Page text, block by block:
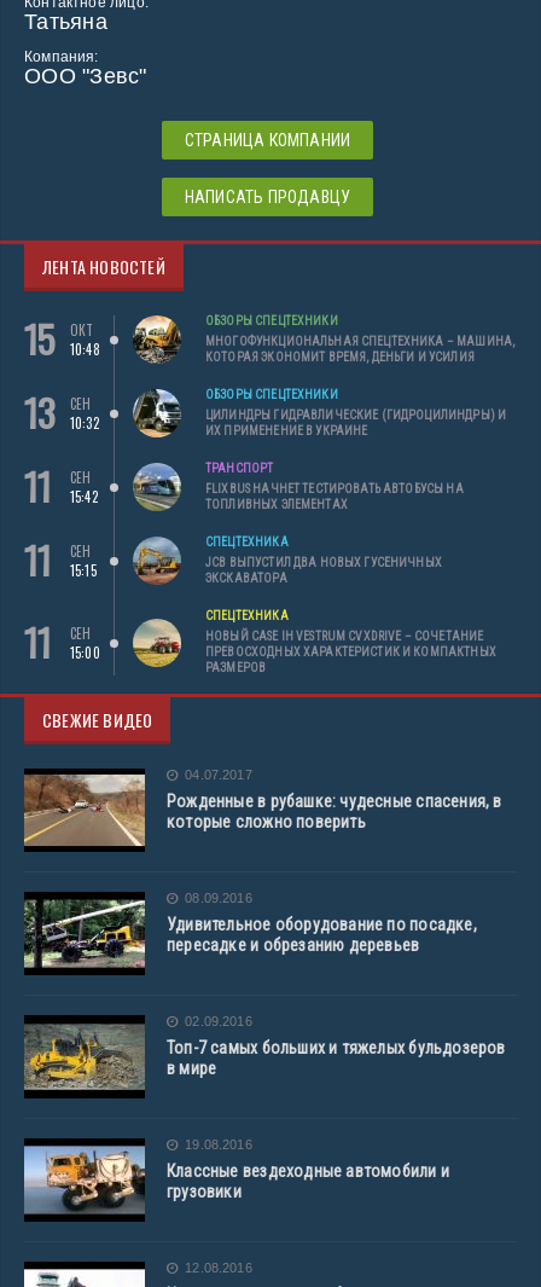
Татьяна
Компания:
ООО "Зевс"
СТРАНИЦА КОМПАНИИ
НАПИСАТЬ ПРОДАВЦУ
ЛЕНТА НОВОСТЕЙ
15
ОКТ
10:48
ОБЗОРЫ СПЕЦТЕХНИКИ
МНОГОФУНКЦИОНАЛЬНАЯ СПЕЦТЕХНИКА – МАШИНА,
КОТОРАЯ ЭКОНОМИТ ВРЕМЯ, ДЕНЬГИ И УСИЛИЯ
13
СЕН
10:32
ОБЗОРЫ СПЕЦТЕХНИКИ
ЦИЛИНДРЫ ГИДРАВЛИЧЕСКИЕ (ГИДРОЦИЛИНДРЫ) И
ИХ ПРИМЕНЕНИЕ В УКРАИНЕ
11
СЕН
15:42
ТРАНСПОРТ
FLIXBUS НАЧНЕТ ТЕСТИРОВАТЬ АВТОБУСЫ НА
ТОПЛИВНЫХ ЭЛЕМЕНТАХ
11
СЕН
15:15
СПЕЦТЕХНИКА
JCB ВЫПУСТИЛ ДВА НОВЫХ ГУСЕНИЧНЫХ
ЭКСКАВАТОРА
11
СЕН
15:00
СПЕЦТЕХНИКА
НОВЫЙ CASE IH VESTRUM CVXDRIVE – СОЧЕТАНИЕ
ПРЕВОСХОДНЫХ ХАРАКТЕРИСТИК И КОМПАКТНЫХ
РАЗМЕРОВ
СВЕЖИЕ ВИДЕО
04.07.2017
Рожденные в рубашке: чудесные спасения, в
которые сложно поверить
08.09.2016
Удивительное оборудование по посадке,
пересадке и обрезанию деревьев
02.09.2016
Топ-7 самых больших и тяжелых бульдозеров
в мире
19.08.2016
Классные вездеходные автомобили и
грузовики
12.08.2016